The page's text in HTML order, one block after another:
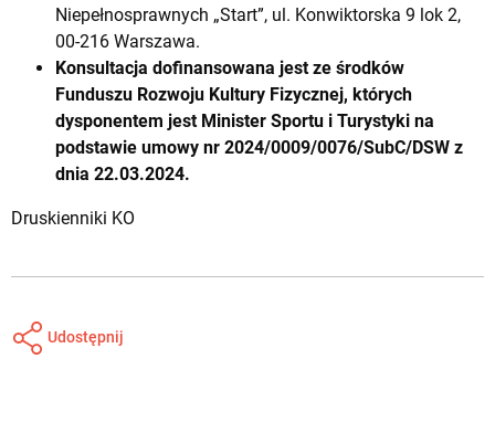
Niepełnosprawnych „Start”, ul. Konwiktorska 9 lok 2,
00-216 Warszawa.
Konsultacja dofinansowana jest ze środków
Funduszu Rozwoju Kultury Fizycznej, których
dysponentem jest Minister Sportu i Turystyki na
podstawie umowy nr 2024/0009/0076/SubC/DSW z
dnia 22.03.2024.
Druskienniki KO
Udostępnij